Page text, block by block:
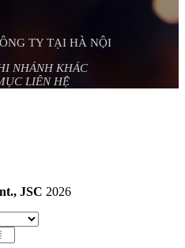
TY TẠI HÀ NỘI
NHÁNH KHÁC
LIÊN HỆ
JSC 2026